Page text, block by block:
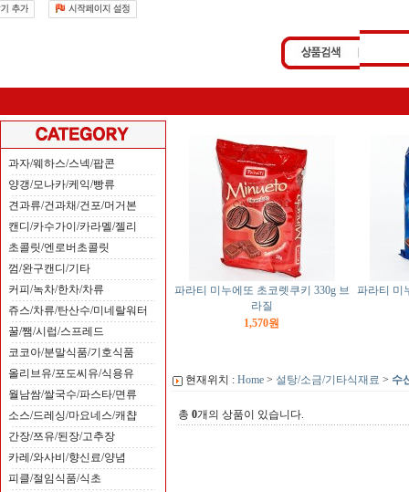
과자/웨하스/스넥/팝콘
양갱/모나카/케익/빵류
견과류/건과채/건포/머거본
캔디/카수가이/카라멜/젤리
초콜릿/엔로버초콜릿
껌/완구캔디/기타
커피/녹차/한차/차류
쥬스/차류/탄산수/미네랄워터
꿀/쨈/시럽/스프레드
코코아/분말식품/기호식품
올리브유/포도씨유/식용유
월남쌈/쌀국수/파스타/면류
소스/드레싱/마요네스/캐챱
간장/쯔유/된장/고추장
카레/와사비/향신료/양념
피클/절임식품/식초
파라티 미누에또 초코렛쿠키 330g 브
라질
1,570원
파라티
현재위치 : Home > 설탕/소금/기타식재료 > 수
총 0개의 상품이 있습니다.